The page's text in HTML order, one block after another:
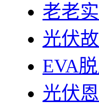
老老
光伏
EVA
光伏